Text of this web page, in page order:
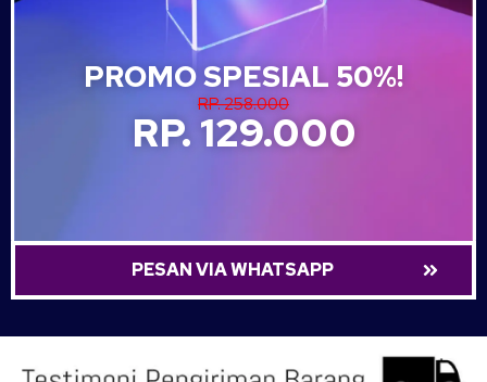
PROMO SPESIAL 50%!
RP. 258.000
RP. 129.000
PESAN VIA WHATSAPP